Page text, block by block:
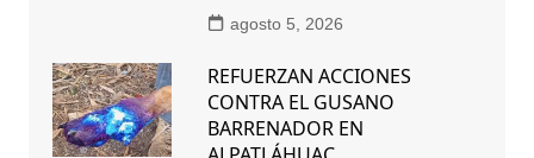
agosto 5, 2026
REFUERZAN ACCIONES
CONTRA EL GUSANO
BARRENADOR EN